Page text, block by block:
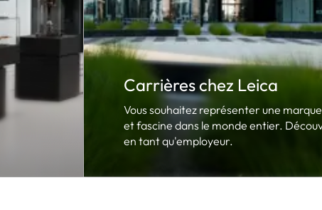
Carrières chez Leica
Vous souhaitez représenter une
et fascine dans le monde entier.
en tant qu'employeur.